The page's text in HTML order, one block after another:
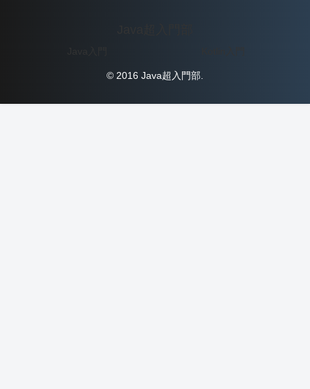
© 2016 Java超入門部.